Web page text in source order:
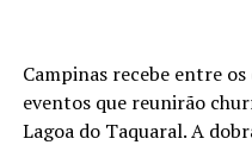
Campinas recebe entre
eventos que reunirão
Lagoa do Taquaral. A